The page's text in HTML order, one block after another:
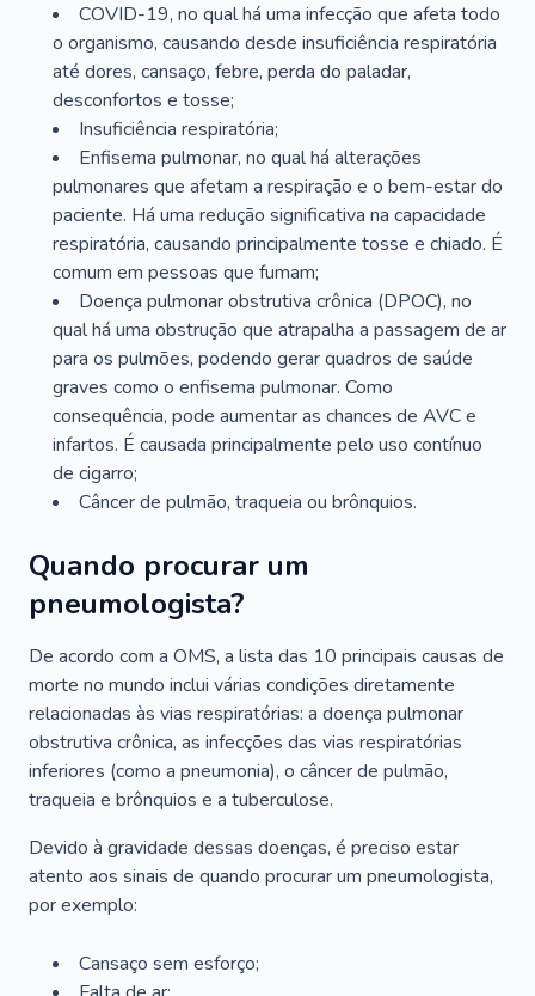
COVID-19, no qual há uma infecção que afeta todo
o organismo, causando desde insuficiência respiratória
até dores, cansaço, febre, perda do paladar,
desconfortos e tosse;
Insuficiência respiratória;
Enfisema pulmonar, no qual há alterações
pulmonares que afetam a respiração e o bem-estar do
paciente. Há uma redução significativa na capacidade
respiratória, causando principalmente tosse e chiado. É
comum em pessoas que fumam;
Doença pulmonar obstrutiva crônica (DPOC), no
qual há uma obstrução que atrapalha a passagem de ar
para os pulmões, podendo gerar quadros de saúde
graves como o enfisema pulmonar. Como
consequência, pode aumentar as chances de AVC e
infartos. É causada principalmente pelo uso contínuo
de cigarro;
Câncer de pulmão, traqueia ou brônquios.
Quando procurar um
pneumologista?
De acordo com a OMS, a lista das 10 principais causas de
morte no mundo inclui várias condições diretamente
relacionadas às vias respiratórias: a doença pulmonar
obstrutiva crônica, as infecções das vias respiratórias
inferiores (como a pneumonia), o câncer de pulmão,
traqueia e brônquios e a tuberculose.
Devido à gravidade dessas doenças, é preciso estar
atento aos sinais de quando procurar um pneumologista,
por exemplo:
Cansaço sem esforço;